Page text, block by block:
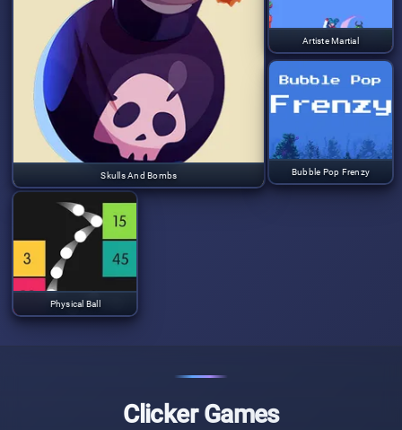
Skulls And Bombs
Artiste Martial
Bubble Pop Frenzy
Physical Ball
Clicker Games